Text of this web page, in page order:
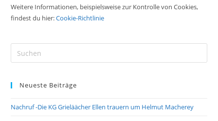
Weitere Informationen, beispielsweise zur Kontrolle von Cookies,
findest du hier:Cookie-Richtlinie
Neueste Beiträge
Nachruf -Die KG Grieläächer Ellen trauern um Helmut Macherey